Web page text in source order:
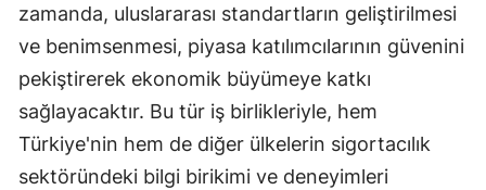
Karabük
Kilis
Osmaniye
Düzce
zamanda, uluslararası standartların geliştirilmesi
ve benimsenmesi, piyasa katılımcılarının güvenini
pekiştirerek ekonomik büyümeye katkı
sağlayacaktır. Bu tür iş birlikleriyle, hem
Türkiye'nin hem de diğer ülkelerin sigortacılık
sektöründeki bilgi birikimi ve deneyimleri